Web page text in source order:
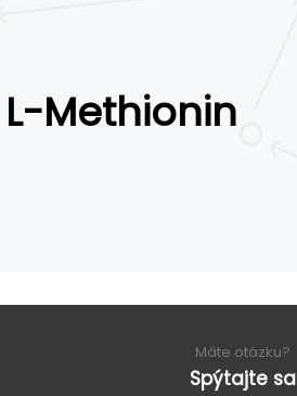
L-Methionin
Máte otázku?
Spýtajte sa